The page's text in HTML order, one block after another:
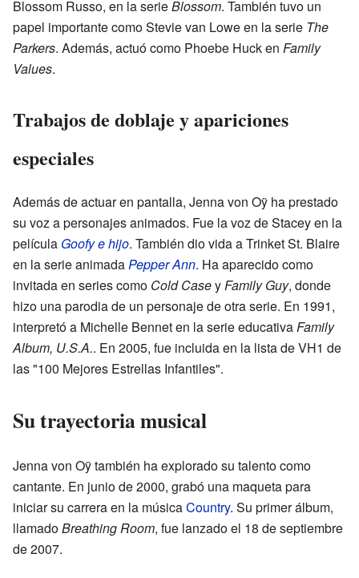
Blossom Russo, en la serieBlossom. También tuvo un
papel importante como Stevie van Lowe en la serie The
Parkers. Además, actuó como Phoebe Huck en Family
Values.
Trabajos de doblaje y apariciones
especiales
Además de actuar en pantalla, Jenna von Oÿ ha prestado
su voz a personajes animados. Fue la voz de Stacey en la
película Goofy e hijo. También dio vida a Trinket St. Blaire
en la serie animadaPepper Ann. Ha aparecido como
invitada en series como Cold CaseyFamily Guy, donde
hizo una parodia de un personaje de otra serie. En 1991,
interpretó a Michelle Bennet en la serie educativaFamily
Album, U.S.A.. En 2005, fue incluida en la lista de VH1 de
las "100 Mejores Estrellas Infantiles".
Su trayectoria musical
Jenna von Oÿ también ha explorado su talento como
cantante. En junio de 2000, grabó una maqueta para
iniciar su carrera en la músicaCountry. Su primer álbum,
llamadoBreathing Room, fue lanzado el 18 de septiembre
de 2007.